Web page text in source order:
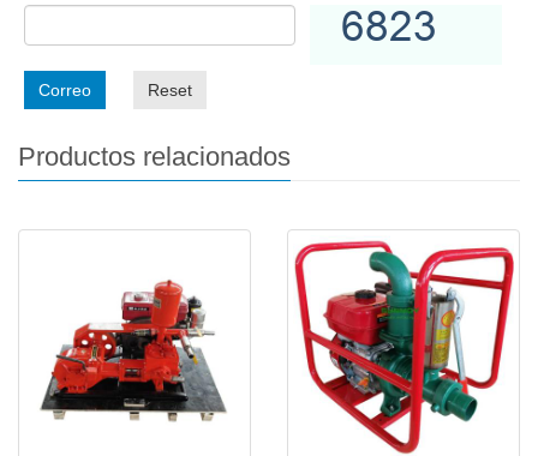
Correo Reset
Productos relacionados